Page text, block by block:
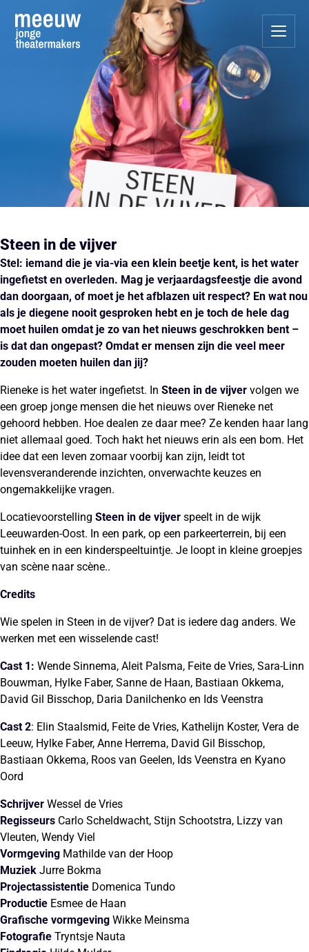
Steen in de vijver
Stel: iemand die je via-via een klein beetje kent, is het water
ingefietst en overleden. Mag je verjaardagsfeestje die avond
dan doorgaan, of moet je het afblazen uit respect? En wat nou
als je diegene nooit gesproken hebt en je toch de hele dag
moet huilen omdat je zo van het nieuws geschrokken bent –
is dat dan ongepast? Omdat er mensen zijn die veel meer
zouden moeten huilen dan jij?
Rieneke is het water ingefietst. In Steen in de vijver volgen we
een groep jonge mensen die het nieuws over Rieneke net
gehoord hebben. Hoe dealen ze daar mee? Ze kenden haar lang
niet allemaal goed. Toch hakt het nieuws erin als een bom. Het
idee dat een leven zomaar voorbij kan zijn, leidt tot
levensveranderende inzichten, onverwachte keuzes en
ongemakkelijke vragen.
Locatievoorstelling Steen in de vijver speelt in de wijk
Leeuwarden-Oost. In een park, op een parkeerterrein, bij een
tuinhek en in een kinderspeeltuintje. Je loopt in kleine groepjes
van scène naar scène..
Credits
Wie spelen in Steen in de vijver? Dat is iedere dag anders. We
werken met een wisselende cast!
Cast 1: Wende Sinnema, Aleit Palsma, Feite de Vries, Sara-Linn
Bouwman, Hylke Faber, Sanne de Haan, Bastiaan Okkema,
David Gil Bisschop, Daria Danilchenko en Ids Veenstra
Cast 2: Elin Staalsmid, Feite de Vries, Kathelijn Koster, Vera de
Leeuw, Hylke Faber, Anne Herrema, David Gil Bisschop,
Bastiaan Okkema, Roos van Geelen, Ids Veenstra en Kyano
Oord
Schrijver Wessel de Vries
Regisseurs Carlo Scheldwacht, Stijn Schootstra, Lizzy van
Vleuten, Wendy Viel
Vormgeving Mathilde van der Hoop
Muziek Jurre Bokma
Projectassistentie Domenica Tundo
Productie Esmee de Haan
Grafische vormgeving Wikke Meinsma
Fotografie Tryntsje Nauta